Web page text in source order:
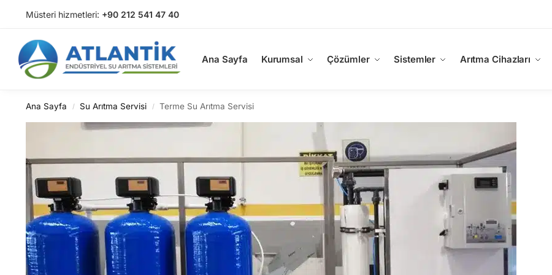
Müsteri hizmetleri: +90 212 541 47 40
Ana Sayfa Kurumsal Çözümler Sistemler Arıtma Cihazları
Arama
Ana Sayfa / Su Arıtma Servisi / Terme Su Arıtma Servisi